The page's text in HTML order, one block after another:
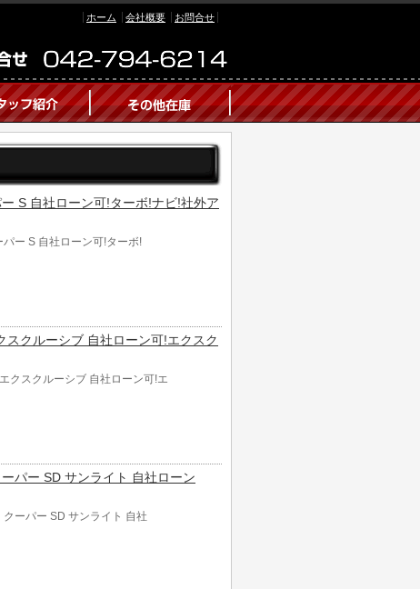
ホーム 会社概要 お問合せ
S 自社ローン可!ターボ!ナビ!社外ア
ー S 自社ローン可!ターボ!
クルーシブ 自社ローン可!エクスク
クスクルーシブ 自社ローン可!エ
パー SD サンライト 自社ローン
ーパー SD サンライト 自社